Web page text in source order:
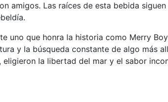
amigos. Las raíces de esta bebida
uno que honra la historia como Merry
y la búsqueda constante de algo más
la libertad del mar y el sabor